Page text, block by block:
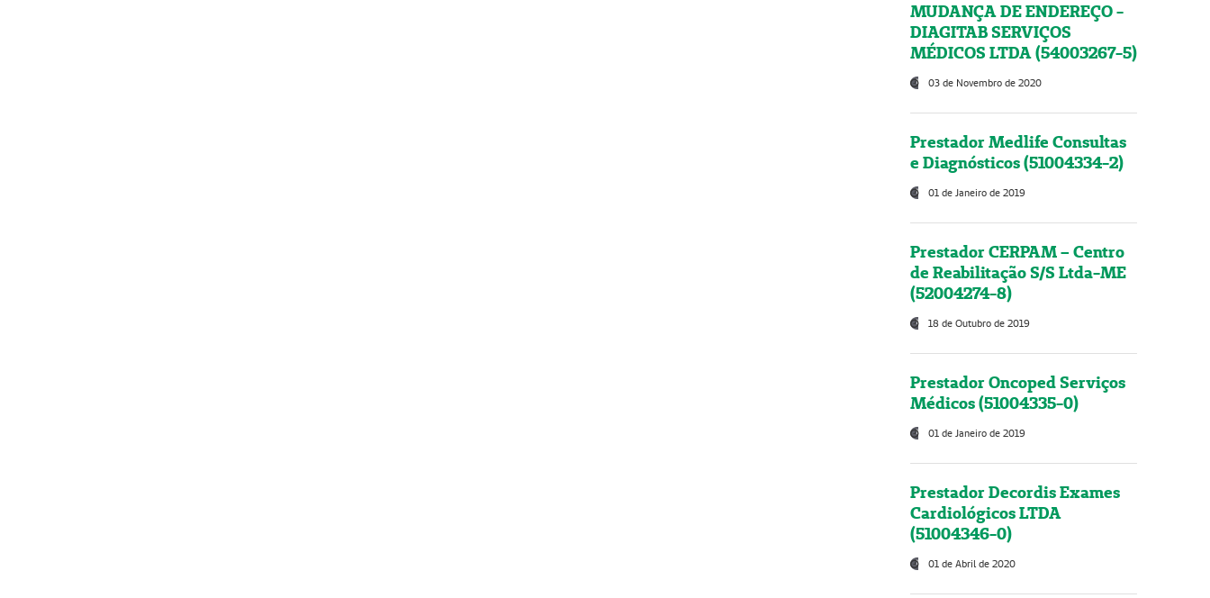
MUDANÇA DE ENDEREÇO -
DIAGITAB SERVIÇOS
MÉDICOS LTDA (54003267-5)
03 de Novembro de 2020
Prestador Medlife Consultas
e Diagnósticos (51004334-2)
01 de Janeiro de 2019
Prestador CERPAM – Centro
de Reabilitação S/S Ltda-ME
(52004274-8)
18 de Outubro de 2019
Prestador Oncoped Serviços
Médicos (51004335-0)
01 de Janeiro de 2019
Prestador Decordis Exames
Cardiológicos LTDA
(51004346-0)
01 de Abril de 2020